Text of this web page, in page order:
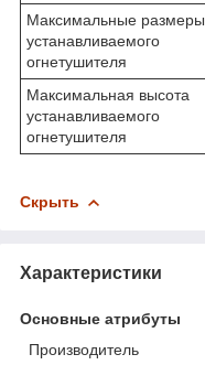
Максимальные размеры
устанавливаемого
огнетушителя
Максимальная высота
устанавливаемого
огнетушителя
Скрыть
Характеристики
Основные атрибуты
Производитель